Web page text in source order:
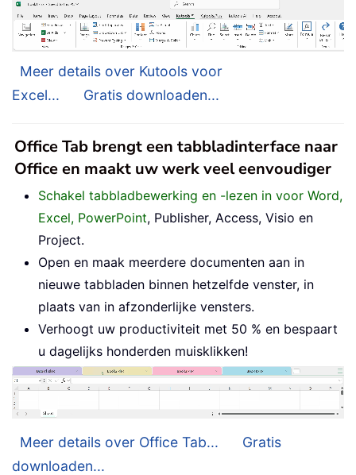
Meer details over Kutools voor
Excel...
Gratis downloaden...
Office Tab brengt een tabbladinterface naar
Office en maakt uw werk veel eenvoudiger
Schakel tabbladbewerking en -lezen in voor Word,
Excel, PowerPoint, Publisher, Access, Visio en
Project.
Open en maak meerdere documenten aan in
nieuwe tabbladen binnen hetzelfde venster, in
plaats van in afzonderlijke vensters.
Verhoogt uw productiviteit met 50 % en bespaart
u dagelijks honderden muisklikken!
Meer details over Office Tab...
Gratis
downloaden...